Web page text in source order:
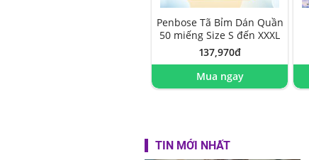
Penbose Tã Bỉm Dán Quần
50 miếng Size S đến XXXL
137,970đ
Mua ngay
TIN MỚI NHẤT